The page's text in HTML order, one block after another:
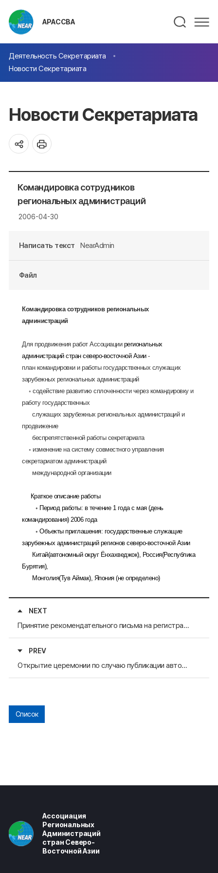
АРАССВА
Деятельность Секретариата
Новости Секретариата
Новости Секретариата
Командировка сотрудников
региональных администраций
2006-04-30
Написать текст NearAdmin
Файл
Командировка сотрудников региональных
администраций
Для продвижения работ Ассоциации региональных
администраций стран северо-восточной Азии-
план командировки и работы государственных служащих
зарубежных региональных администраций
◦ содействие развитию сплоченности через командировку и
работу государственных
служащих зарубежных региональных администраций и
продвижение
беспрепятственной работы секретариата
◦ изменение на систему совместного управления
секретариатом администраций
международной организации
Краткое описание работы
◦ Период работы: в течение 1 года с мая (день
командирования) 2006 года
◦ Объекты приглашения: государственные служащие
зарубежных администраций регионов северо-восточной Азии
Китай(автономный округ Ёнхахведжок), Россия(Республика
Бурятия),
Монголия(Тув Аймак), Япония (не определено)
NEXT
Принятие рекомендательного письма на регистрацию ≪Ивами Гинзан≫ в качестве мирового культурного наследия
PREV
Открытие церемонии по случаю публикации автобиографии губернатора провинции Кёнсанбукто Ли Ы Гын
Список
Ассоциация
Региональных
Администраций
стран Северо-
Восточной Азии